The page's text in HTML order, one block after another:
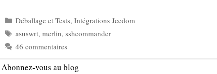
Catégories
Déballage et Tests, Intégrations Jeedom
Étiquettes
asuswrt, merlin, sshcommander
46 commentaires
Abonnez-vous au blog